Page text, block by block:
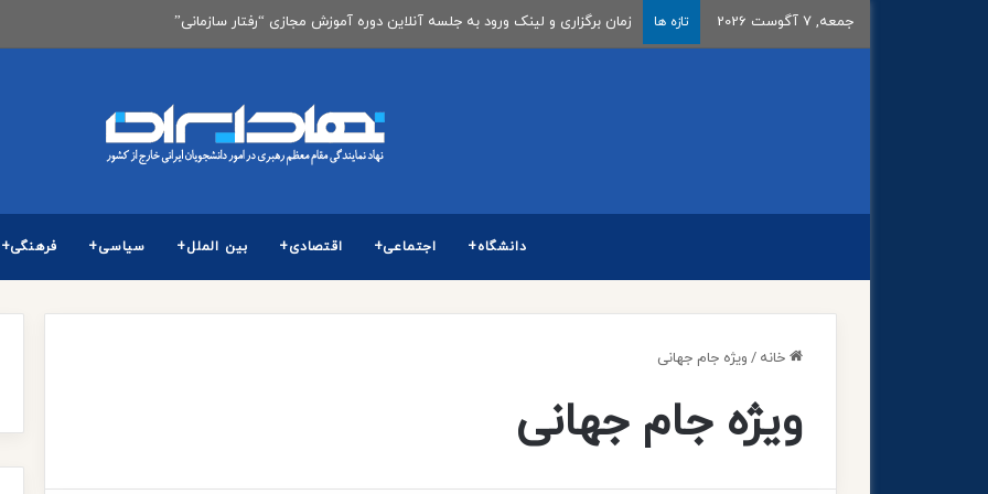
جمعه, 7 آگوست 2026 تازه ها زمان برگزاری و لینک ورود به جلسه آنلاین دوره آموزش مجازی “رفتار سازمانی”
دانشگاه+ اجتماعی+ اقتصادی+ بین الملل+ سیاسی+ فرهنگی+
خانه / ویژه جام جهانی
ویژه جام جهانی